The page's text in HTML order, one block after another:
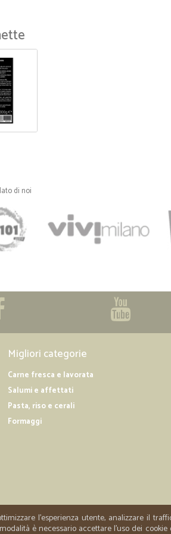
di noi
Migliori categorie
Carne fresca e lavorata
Salumi e affettati
Pasta, riso e cerali
Formaggi
l'esperienza utente, analizzare il
è necessario accettare l'uso dei